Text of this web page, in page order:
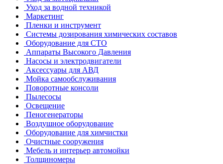
Уход за водной техникой
Маркетинг
Пленки и инструмент
Системы дозирования химических составов
Оборудование для СТО
Аппараты Высокого Давления
Насосы и электродвигатели
Аксессуары для АВД
Мойка самообслуживания
Поворотные консоли
Пылесосы
Освещение
Пеногенераторы
Воздушное оборудование
Оборудование для химчистки
Очистные сооружения
Мебель и интерьер автомойки
Толщиномеры